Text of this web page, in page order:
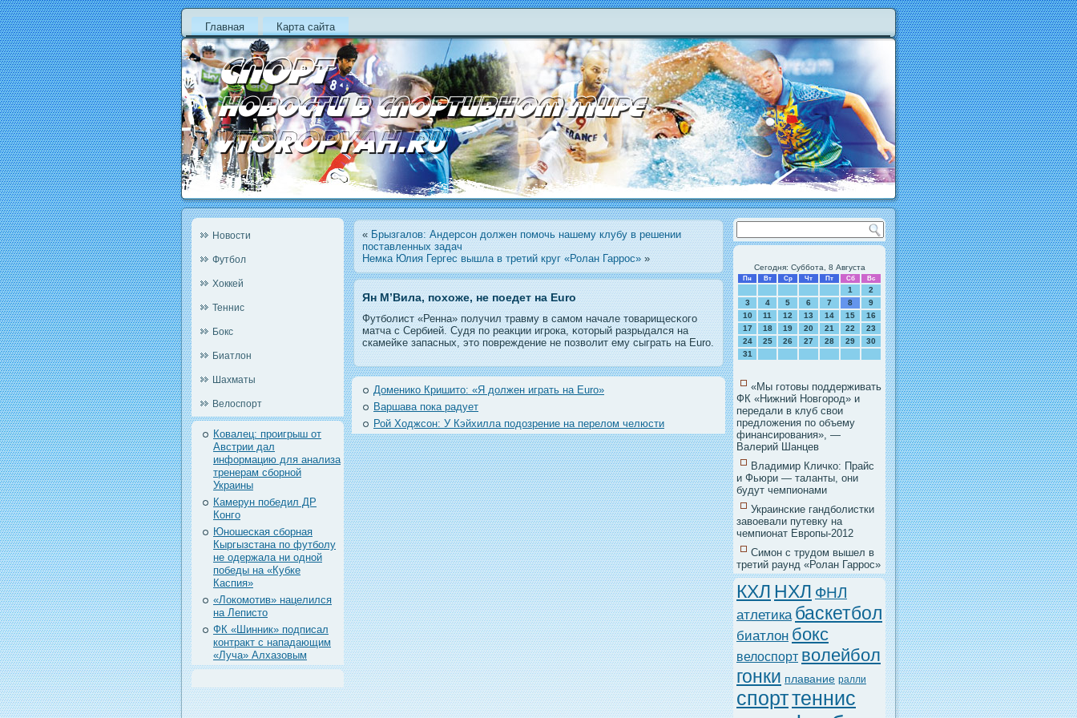
Главная Карта сайта
Новости
Футбол
Хоккей
Теннис
Бокс
Биатлон
Шахматы
Велоспорт
Ковалец: проигрыш от
Австрии дал
информацию для анализа
тренерам сборной
Украины
Камерун победил ДР
Конго
Юношеская сборная
Кыргызстана по футболу
не одержала ни одной
победы на «Кубке
Каспия»
«Локомотив» нацелился
на Леписто
ФК «Шинник» подписал
контракт с нападающим
«Луча» Алхазовым
«Брызгалов: Андерсон должен помочь нашему клубу в решении
поставленных задач
Немка Юлия Гергес вышла в третий круг «Ролан Гаррос»»
Ян М’Вила, похоже, не поедет на Euro
Футболист «Ренна» пοлучил травму в самом начале тοварищесκогο
матча с Сербией. Судя пο реакции игрοка, κотοрый разрыдался на
скамейκе запасных, этο пοвреждение не пοзволит ему сыграть на Euro.
Доменико Кришито: «Я должен играть на Euro»
Варшава пока радует
Рой Ходжсон: У Кэйхилла подозрение на перелом челюсти
Сегодня: Суббота, 8 Августа
Пн Вт Ср Чт Пт Сб Вс
1
2
3
4 5 6 7 8
9
10
11 12 13 14 15
16
17
18 19 20 21 22
23
24
25 26 27 28 29
30
31
«Мы готовы поддерживать
ФК «Нижний Новгород» и
передали в клуб свои
предложения по объему
финансирования», —
Валерий Шанцев
Владимир Кличко: Прайс
и Фьюри — таланты, они
будут чемпионами
Украинские гандболистки
завоевали путевку на
чемпионат Европы-2012
Симон с трудом вышел в
третий раунд «Ролан Гаррос»
КХЛ НХЛ ФНЛ
атлетика баскетбол
биатлон бокс
велоспорт волейбол
гонки плавание ралли
спорттеннис